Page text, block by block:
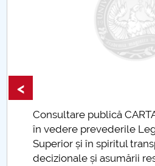
Accesibilitate pentru studenții
privind implementarea
2024
Parteneri CUP
Centrul de Consiliere și
Consultare publică
în vedere prevederile
Superior și în spiritul
decizionale și asumării
<